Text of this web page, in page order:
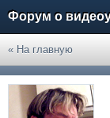
Форум о
« На главную